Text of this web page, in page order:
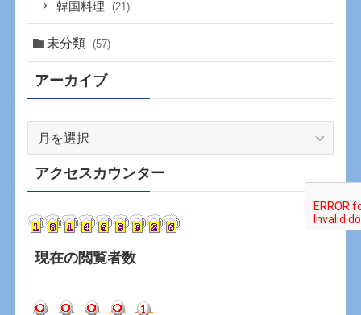
韓国料理 (21)
未分類 (57)
アーカイブ
カ
イ
アクセスカウンター
現在の閲覧者数